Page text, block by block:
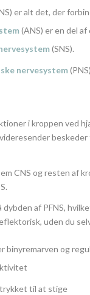
er alt det, der
(ANS) er en del
(SNS).
nervesystem
i kroppen ved
CNS og resten af
af PFNS,
uden du
binyremarven og
til at stige